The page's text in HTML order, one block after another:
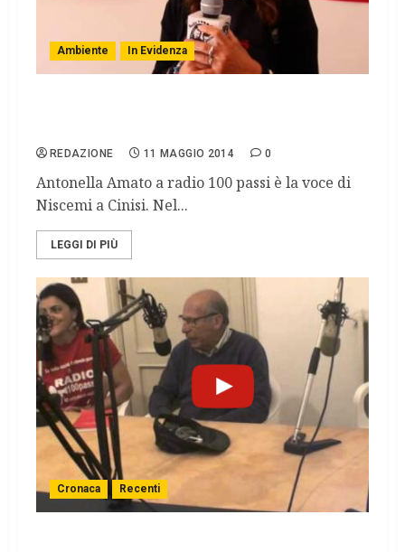
Ambiente In Evidenza
REDAZIONE 11 MAGGIO 2014 0
Antonella Amato a radio 100 passi è la voce di
Niscemi a Cinisi. Nel...
LEGGI DI PIÙ
Cronaca Recenti